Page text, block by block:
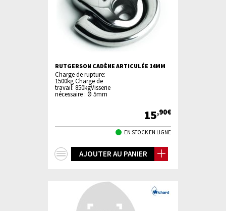
RUTGERSON CADÈNE ARTICULÉE 14MM
Charge de rupture:
1500kg Charge de
travail: 850kgVisserie
nécessaire : Ø 5mm
15,90€
EN STOCK EN LIGNE
AJOUTER AU PANIER